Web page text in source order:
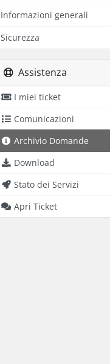
Informazioni generali
Sicurezza
Assistenza
I miei ticket
Comunicazioni
Archivio Domande
Download
Stato dei Servizi
Apri Ticket